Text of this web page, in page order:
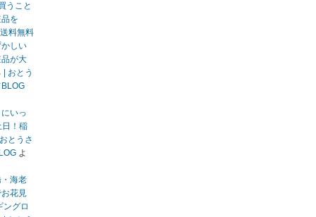
うこと
を
送料無料
しい
が大
おとう
いっ
日！稲
とうさ
よ
海老
花見
ングロ